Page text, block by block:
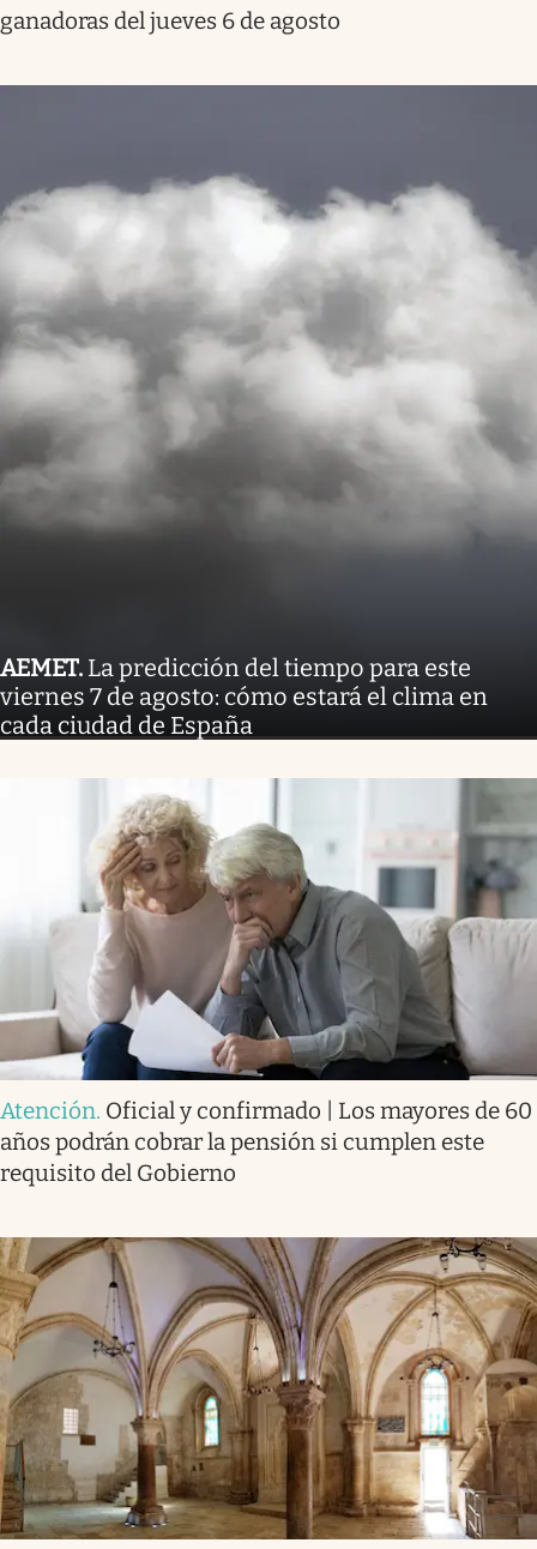
ganadoras del jueves 6 de agosto
AEMET. La predicción del tiempo para este
viernes 7 de agosto: cómo estará el clima en
cada ciudad de España
Atención. Oficial y confirmado | Los mayores de 60
años podrán cobrar la pensión si cumplen este
requisito del Gobierno